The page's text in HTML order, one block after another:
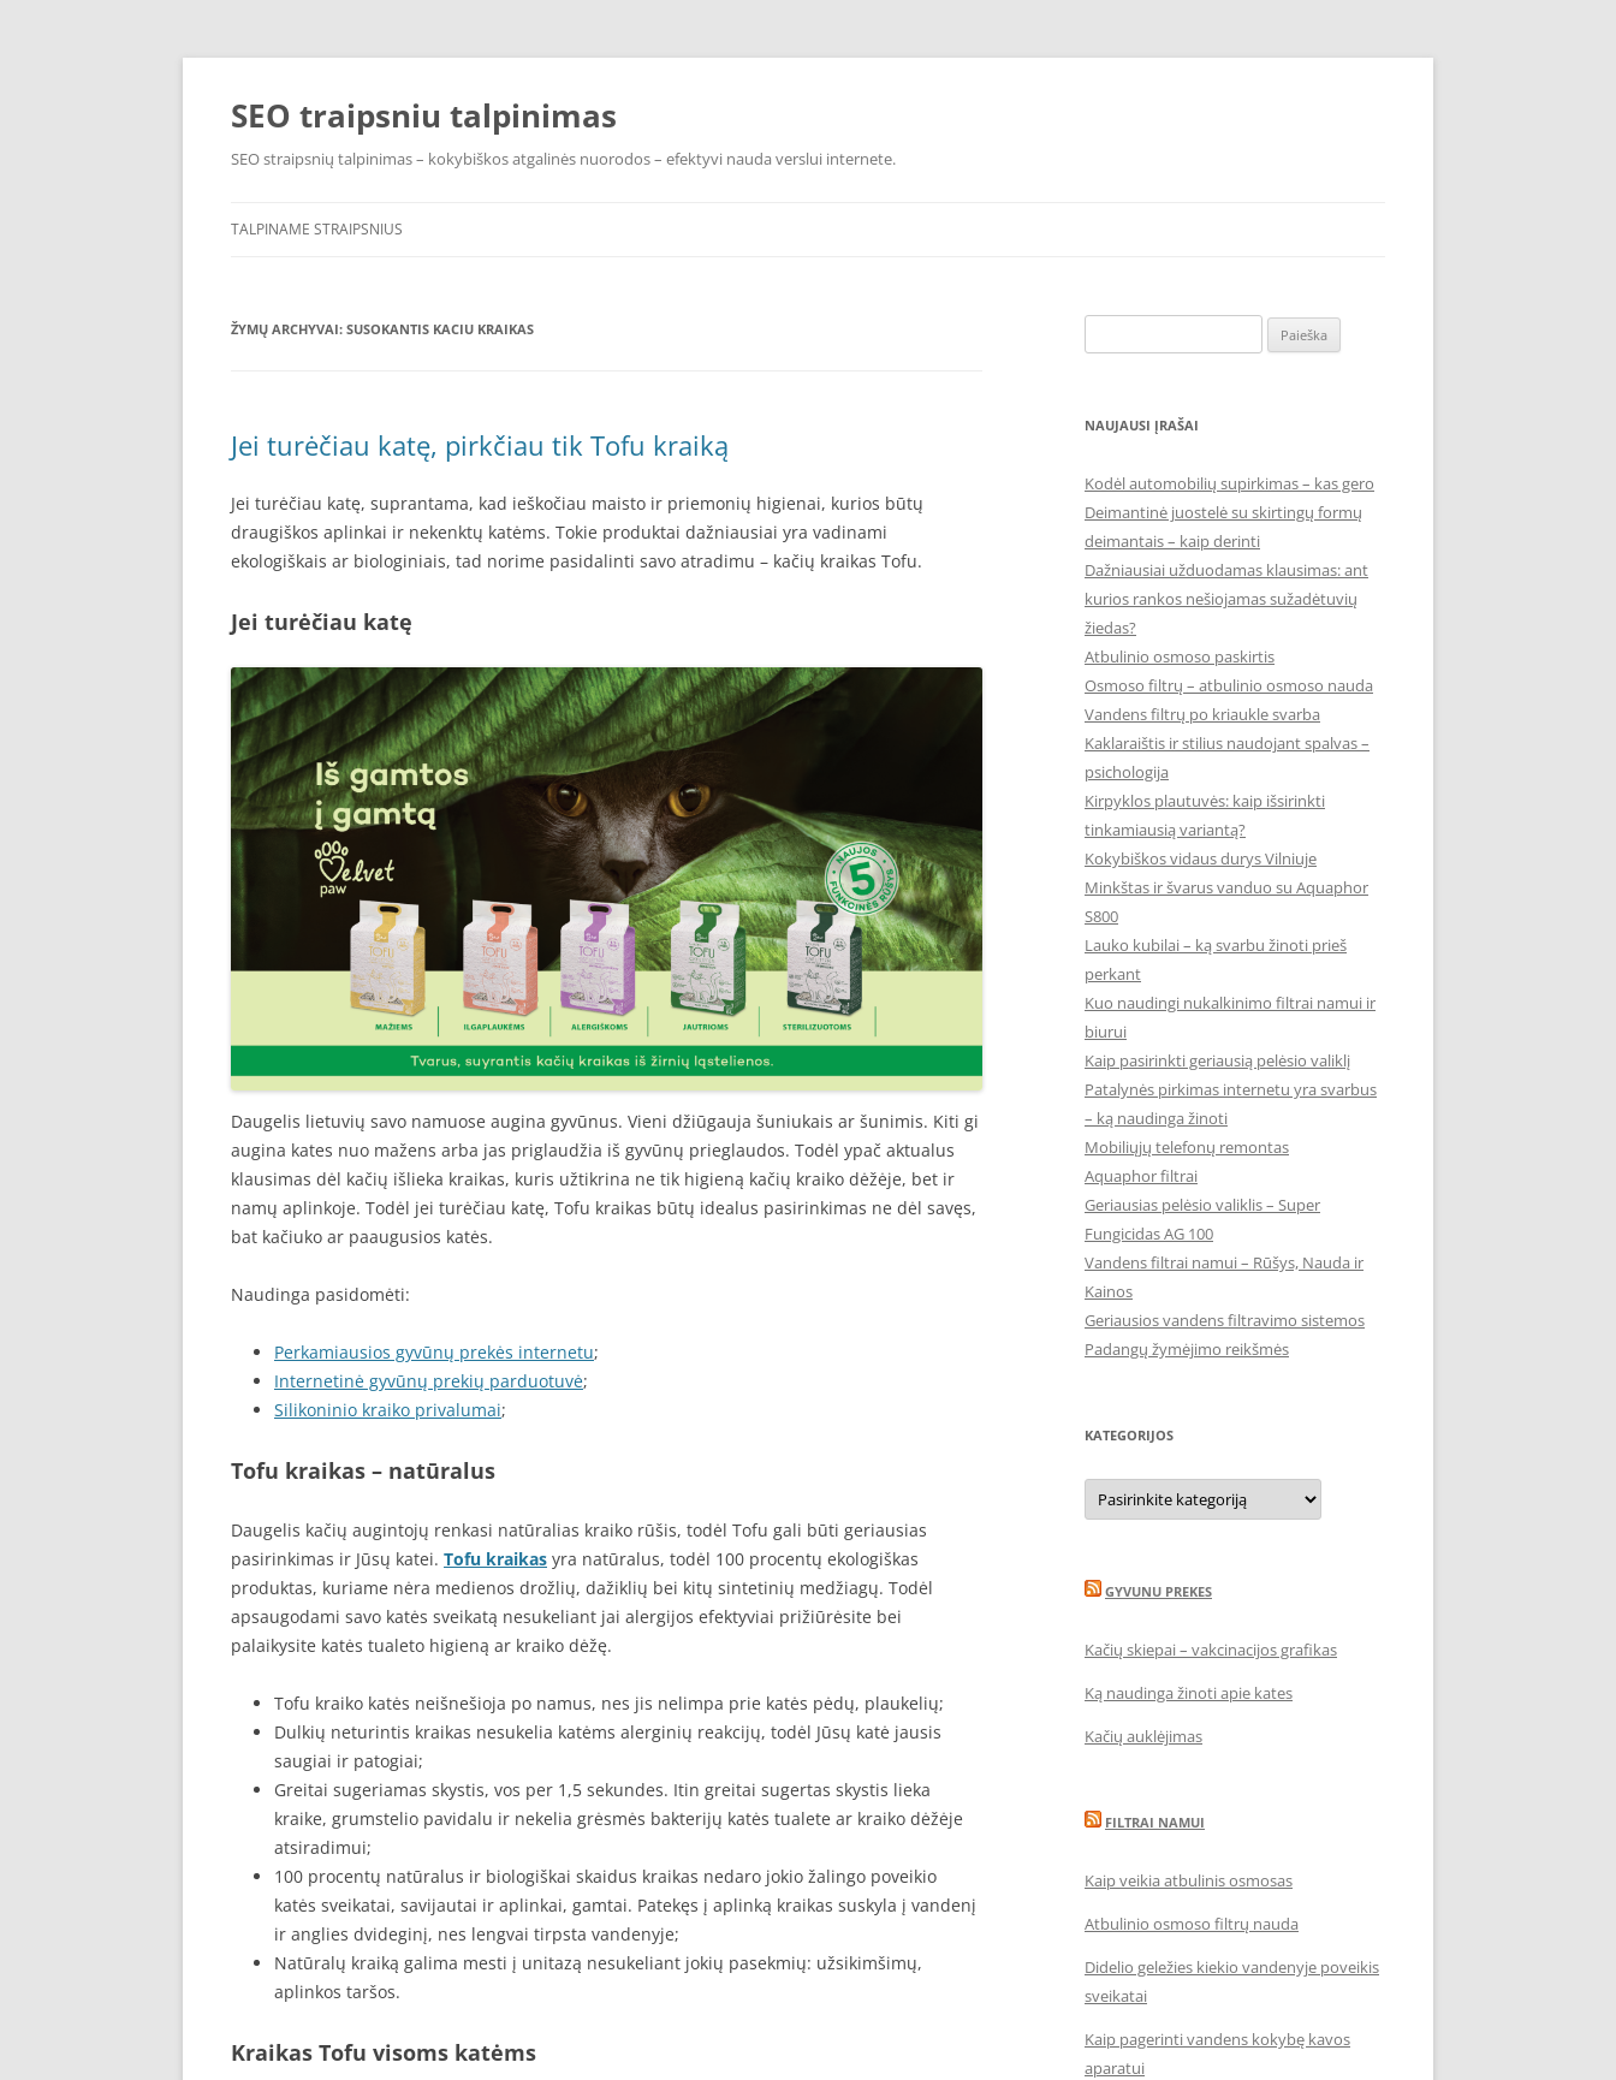
Pereiti
SEO traipsniu talpinimas
SEO straipsnių talpinimas – kokybiškos atgalinės nuorodos – efektyvi nauda verslui internete.
TALPINAME STRAIPSNIUS
ŽYMŲ ARCHYVAI: SUSOKANTIS KACIU KRAIKAS
Jei turėčiau katę, pirkčiau tik Tofu kraiką
Jei turėčiau katę, suprantama, kad ieškočiau maisto ir priemonių higienai, kurios būtų
draugiškos aplinkai ir nekenktų katėms. Tokie produktai dažniausiai yra vadinami
ekologiškais ar biologiniais, tad norime pasidalinti savo atradimu – kačių kraikas Tofu.
Jei turėčiau katę
Daugelis lietuvių savo namuose augina gyvūnus. Vieni džiūgauja šuniukais ar šunimis. Kiti gi
augina kates nuo mažens arba jas priglaudžia iš gyvūnų prieglaudos. Todėl ypač aktualus
klausimas dėl kačių išlieka kraikas, kuris užtikrina ne tik higieną kačių kraiko dėžėje, bet ir
namų aplinkoje. Todėl jei turėčiau katę, Tofu kraikas būtų idealus pasirinkimas ne dėl savęs,
bat kačiuko ar paaugusios katės.
Naudinga pasidomėti:
Perkamiausios gyvūnų prekės internetu;
Internetinė gyvūnų prekių parduotuvė;
Silikoninio kraiko privalumai;
Tofu kraikas – natūralus
Daugelis kačių augintojų renkasi natūralias kraiko rūšis, todėl Tofu gali būti geriausias
pasirinkimas ir Jūsų katei. Tofu kraikas yra natūralus, todėl 100 procentų ekologiškas
produktas, kuriame nėra medienos drožlių, dažiklių bei kitų sintetinių medžiagų. Todėl
apsaugodami savo katės sveikatą nesukeliant jai alergijos efektyviai prižiūrėsite bei
palaikysite katės tualeto higieną ar kraiko dėžę.
Tofu kraiko katės neišnešioja po namus, nes jis nelimpa prie katės pėdų, plaukelių;
Dulkių neturintis kraikas nesukelia katėms alerginių reakcijų, todėl Jūsų katė jausis
saugiai ir patogiai;
Greitai sugeriamas skystis, vos per 1,5 sekundes. Itin greitai sugertas skystis lieka
kraike, grumstelio pavidalu ir nekelia grėsmės bakterijų katės tualete ar kraiko dėžėje
atsiradimui;
100 procentų natūralus ir biologiškai skaidus kraikas nedaro jokio žalingo poveikio
katės sveikatai, savijautai ir aplinkai, gamtai. Patekęs į aplinką kraikas suskyla į vandenį
ir anglies dvideginį, nes lengvai tirpsta vandenyje;
Natūralų kraiką galima mesti į unitazą nesukeliant jokių pasekmių: užsikimšimų,
aplinkos taršos.
Kraikas Tofu visoms katėms
NAUJAUSI ĮRAŠAI
Kodėl automobilių supirkimas – kas gero
Deimantinė juostelė su skirtingų formų
deimantais – kaip derinti
Dažniausiai užduodamas klausimas: ant
kurios rankos nešiojamas sužadėtuvių
žiedas?
Atbulinio osmoso paskirtis
Osmoso filtrų – atbulinio osmoso nauda
Vandens filtrų po kriaukle svarba
Kaklaraištis ir stilius naudojant spalvas –
psichologija
Kirpyklos plautuvės: kaip išsirinkti
tinkamiausią variantą?
Kokybiškos vidaus durys Vilniuje
Minkštas ir švarus vanduo su Aquaphor
S800
Lauko kubilai – ką svarbu žinoti prieš
perkant
Kuo naudingi nukalkinimo filtrai namui ir
biurui
Kaip pasirinkti geriausią pelėsio valiklį
Patalynės pirkimas internetu yra svarbus
– ką naudinga žinoti
Mobiliųjų telefonų remontas
Aquaphor filtrai
Geriausias pelėsio valiklis – Super
Fungicidas AG 100
Vandens filtrai namui – Rūšys, Nauda ir
Kainos
Geriausios vandens filtravimo sistemos
Padangų žymėjimo reikšmės
KATEGORIJOS
Kategorijos
GYVUNU PREKES
Kačių skiepai – vakcinacijos grafikas
Ką naudinga žinoti apie kates
Kačių auklėjimas
FILTRAI NAMUI
Kaip veikia atbulinis osmosas
Atbulinio osmoso filtrų nauda
Didelio geležies kiekio vandenyje poveikis
sveikatai
Kaip pagerinti vandens kokybę kavos
aparatui